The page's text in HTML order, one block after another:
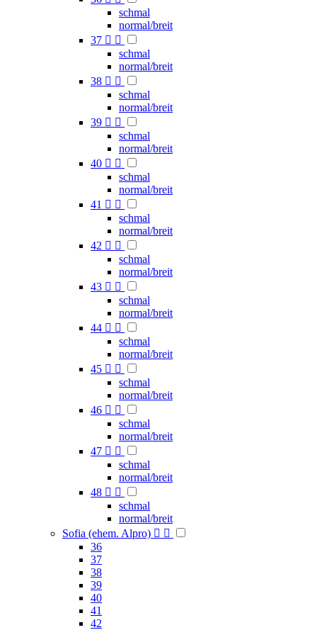
schmal
normal/breit
37  
schmal
normal/breit
38  
schmal
normal/breit
39  
schmal
normal/breit
40  
schmal
normal/breit
41  
schmal
normal/breit
42  
schmal
normal/breit
43  
schmal
normal/breit
44  
schmal
normal/breit
45  
schmal
normal/breit
46  
schmal
normal/breit
47  
schmal
normal/breit
48  
schmal
normal/breit
Sofia (ehem. Alpro)  
36
37
38
39
40
41
42